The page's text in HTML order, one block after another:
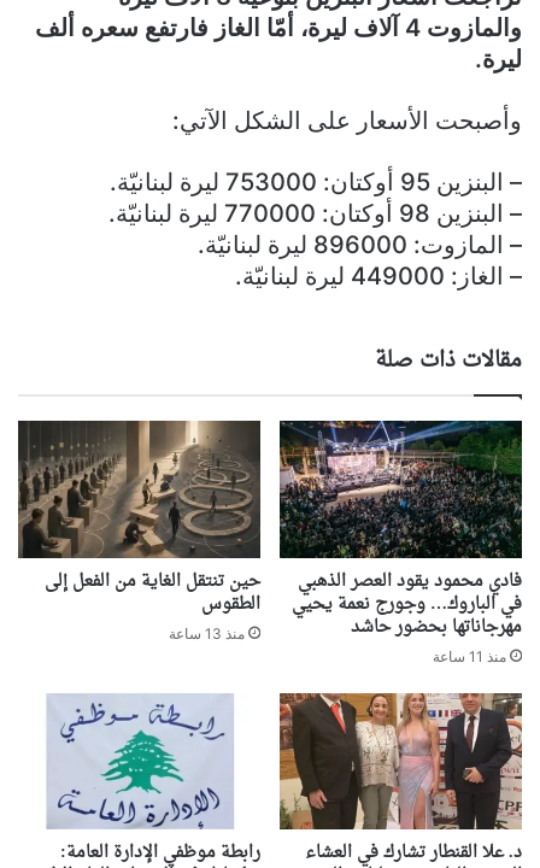
والمازوت 4 آلاف ليرة، أمّا الغاز فارتفع سعره ألف
ليرة.
وأصبحت الأسعار على الشكل الآتي:
– البنزين 95 أوكتان: 753000 ليرة لبنانيّة.
– البنزين 98 أوكتان: 770000 ليرة لبنانيّة.
– المازوت: 896000 ليرة لبنانيّة.
– الغاز: 449000 ليرة لبنانيّة.
مقالات ذات صلة
فادي محمود يقود العصر الذهبي
في الباروك… وجورج نعمة يحيي
مهرجاناتها بحضور حاشد
منذ 11 ساعة
حين تنتقل الغاية من الفعل إلى
الطقوس
منذ 13 ساعة
د. علا القنطار تشارك في العشاء رابطة موظفي الإدارة العامة: